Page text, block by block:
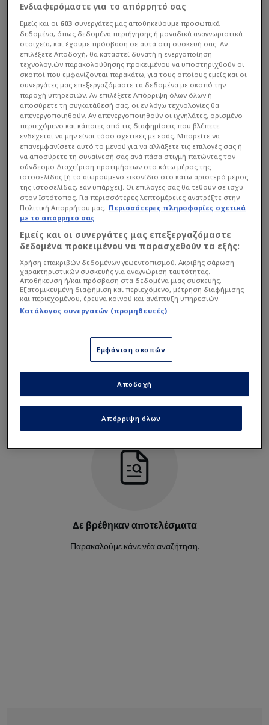
Antonio Signori
Τερματοφύλακας
22 Neblu
Τερματοφύλακας
26 Agostinho Calunga
Τερματοφύλακας
3 Jonathan Buatu
Αμυντικός
4 Clinton Mata
Αμυντικός
2 Nurio Fortuna
Αμυντικός
21 Eddie Afonso
Αμυντικός
25 Rui Modesto
Αμυντικός
Αμυντικός
Στατιστικά Διοργάνωσης
Υπηρεσία μη διαθέσιμη
Η υπηρεσία δεν είναι διαθέσιμη. Δοκιμάστε ξανά αργότερα.
Δε βρέθηκαν αποτελέσματα
Παρακαλούμε κάνε νέα αναζήτηση.
Ενδιαφερόμαστε για το απόρρητό σας
Εμείς και οι 603 συνεργάτες μας αποθηκεύουμε προσωπικά
δεδομένα, όπως δεδομένα περιήγησης ή μοναδικά αναγνωριστικά
στοιχεία, και έχουμε πρόσβαση σε αυτά στη συσκευή σας. Αν
επιλέξετε Αποδοχή, θα καταστεί δυνατή η ενεργοποίηση
τεχνολογιών παρακολούθησης προκειμένου να υποστηριχθούν οι
σκοποί που εμφανίζονται παρακάτω, για τους οποίους εμείς και οι
συνεργάτες μας επεξεργαζόμαστε τα δεδομένα με σκοπό την
παροχή υπηρεσιών. Αν επιλέξετε Απόρριψη όλων όλων ή
αποσύρετε τη συγκατάθεσή σας, οι εν λόγω τεχνολογίες θα
απενεργοποιηθούν. Αν απενεργοποιηθούν οι ιχνηλάτες, ορισμένο
περιεχόμενο και κάποιες από τις διαφημίσεις που βλέπετε
ενδέχεται να μην είναι τόσο σχετικές με εσάς. Μπορείτε να
επανεμφανίσετε αυτό το μενού για να αλλάξετε τις επιλογές σας ή
να αποσύρετε τη συναίνεσή σας ανά πάσα στιγμή πατώντας τον
σύνδεσμο Διαχείριση προτιμήσεων στο κάτω μέρος της
ιστοσελίδας [ή το αιωρούμενο εικονίδιο στο κάτω αριστερό μέρος
της ιστοσελίδας, εάν υπάρχει]. Οι επιλογές σας θα τεθούν σε ισχύ
στον Ιστότοπος. Για περισσότερες λεπτομέρειες ανατρέξτε στην
Πολιτική Απορρήτου μας. Περισσότερες πληροφορίες σχετικά
με το απόρρητό σας
Εμείς και οι συνεργάτες μας επεξεργαζόμαστε
δεδομένα προκειμένου να παρασχεθούν τα εξής:
Χρήση επακριβών δεδομένων γεωεντοπισμού. Ακριβής σάρωση
χαρακτηριστικών συσκευής για αναγνώριση ταυτότητας.
Αποθήκευση ή/και πρόσβαση στα δεδομένα μιας συσκευής.
Εξατομικευμένη διαφήμιση και περιεχόμενο, μέτρηση διαφήμισης
και περιεχομένου, έρευνα κοινού και ανάπτυξη υπηρεσιών.
Κατάλογος συνεργατών (προμηθευτές)
Εμφάνιση σκοπών
Απόρριψη όλων
Αποδοχή